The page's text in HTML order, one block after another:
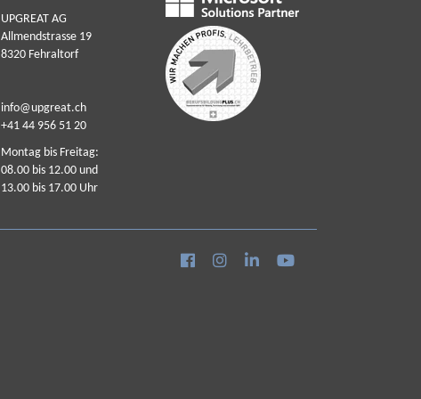
UPGREAT AG
Allmendstrasse 19
8320 Fehraltorf
info@upgreat.ch
+41 44 956 51 20
Montag bis Freitag:
08.00 bis 12.00 und
13.00 bis 17.00 Uhr